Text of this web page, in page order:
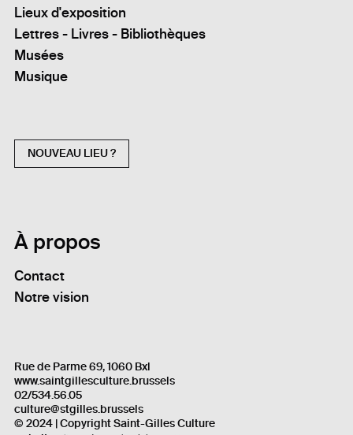
Lieux d'exposition
Lettres - Livres - Bibliothèques
Musées
Musique
NOUVEAU LIEU ?
À propos
Contact
Notre vision
Rue de Parme 69, 1060 Bxl
www.saintgillesculture.brussels
02/534.56.05
culture@stgilles.brussels
© 2024 | Copyright Saint-Gilles Culture